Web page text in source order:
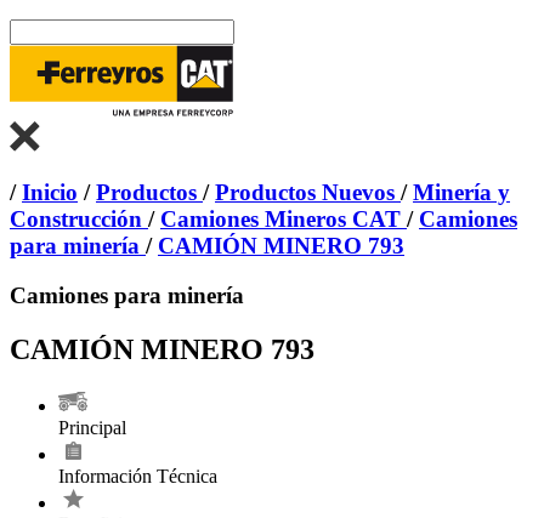
/Inicio /Productos /Productos Nuevos /Minería y
Construcción / Camiones Mineros CAT / Camiones
para minería / CAMIÓN MINERO 793
Camiones para minería
CAMIÓN MINERO 793
Principal
Información Técnica